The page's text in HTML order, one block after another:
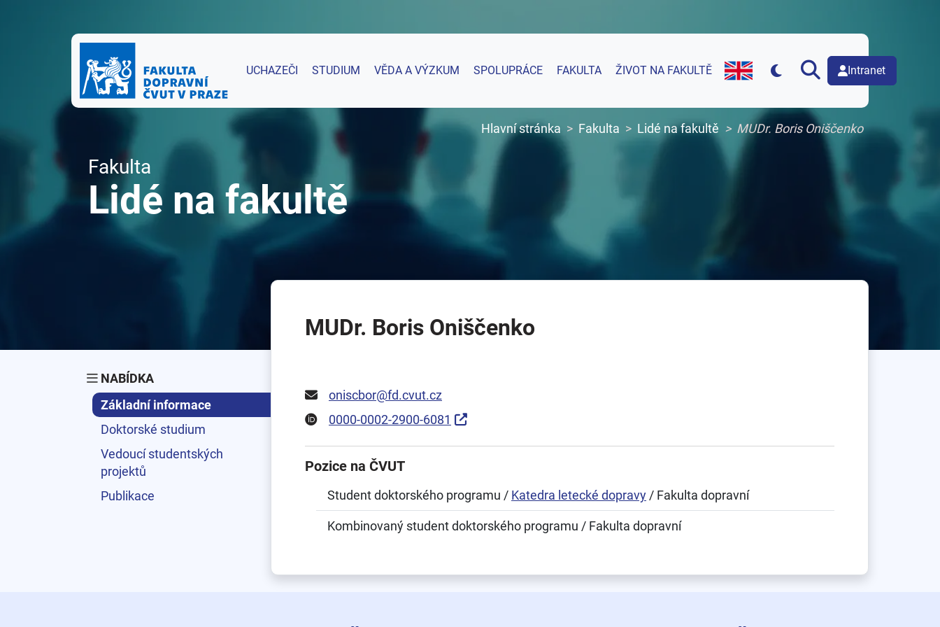
UCHAZEČI STUDIUM VĚDA A VÝZKUM SPOLUPRÁCE FAKULTA ŽIVOT NA FAKULTĚ
English version of web page
Intranet
Hlavní stránka Fakulta Lidé na fakultě MUDr. Boris Oniščenko
Fakulta
Lidé na fakultě
NABÍDKA
Základní informace
Doktorské studium
Vedoucí studentských
projektů
Publikace
MUDr. Boris Oniščenko
oniscbor@fd.cvut.cz
0000-0002-2900-6081
Pozice na ČVUT
Student doktorského programu / Katedra letecké dopravy / Fakulta dopravní
Kombinovaný student doktorského programu / Fakulta dopravní